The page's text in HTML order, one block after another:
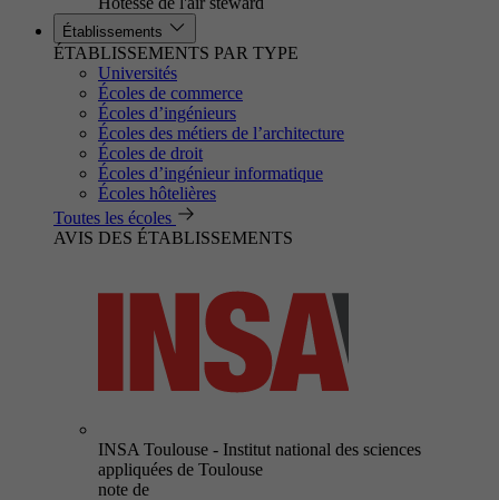
Établissements
ÉTABLISSEMENTS PAR TYPE
Universités
Écoles de commerce
Écoles d’ingénieurs
Écoles des métiers de l’architecture
Écoles de droit
Écoles d’ingénieur informatique
Écoles hôtelières
Toutes les écoles
AVIS DES ÉTABLISSEMENTS
INSA Toulouse - Institut national des sciences
appliquées de Toulouse
note de